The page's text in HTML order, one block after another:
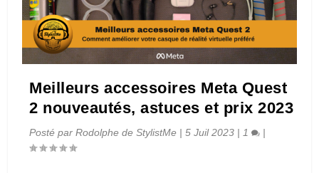
Meilleurs accessoires Meta Quest
2 nouveautés, astuces et prix 2023
Posté parRodolphe de StylistMe |5 Juil 2023 |1 |